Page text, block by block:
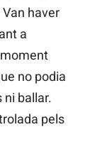
Van haver
a
no podia
ballar.
pels